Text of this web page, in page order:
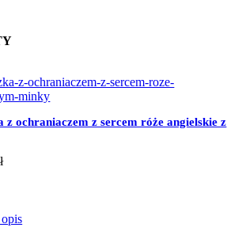
z ochraniaczem z sercem róże angielskie z
Zakres
do